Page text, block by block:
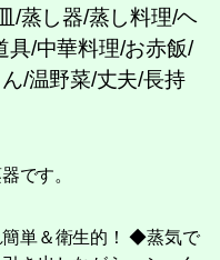
/蒸し器/蒸し料理/ヘ
具/中華料理/お赤飯/
/温野菜/丈夫/長持
です。
単＆衛生的！ ◆蒸気で